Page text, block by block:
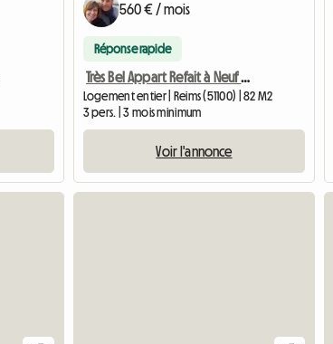
560 € / mois
Réponse rapide
Très Bel Appart Refait à Neuf St Remi.Colocation 3 Personnes
Logement entier | Reims (51100) | 82 M2
3 pers. | 3 mois minimum
Voir l'annonce